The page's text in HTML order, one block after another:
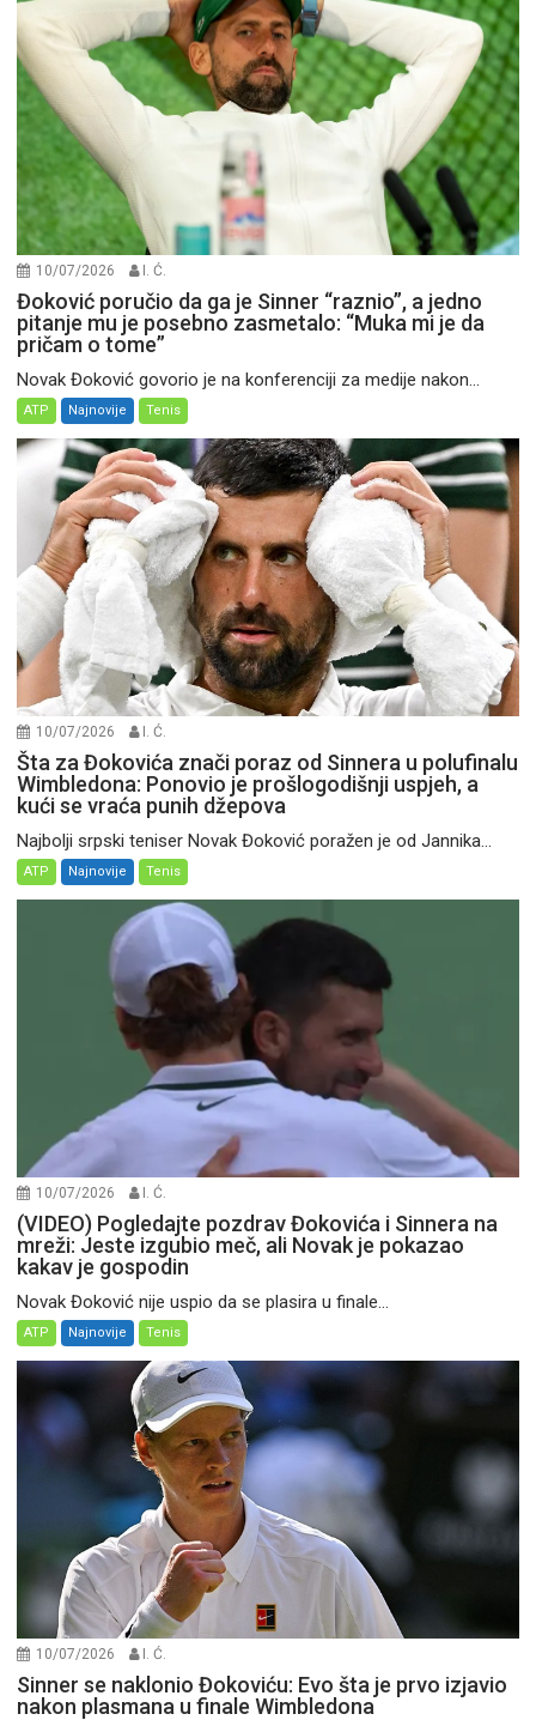
10/07/2026 I. Ć.
Đoković poručio da ga je Sinner “raznio”, a jedno
pitanje mu je posebno zasmetalo: “Muka mi je da
pričam o tome”
Novak Đoković govorio je na konferenciji za medije nakon...
ATP Najnovije Tenis
10/07/2026 I. Ć.
Šta za Đokovića znači poraz od Sinnera u polufinalu
Wimbledona: Ponovio je prošlogodišnji uspjeh, a
kući se vraća punih džepova
Najbolji srpski teniser Novak Đoković poražen je od Jannika...
ATP Najnovije Tenis
10/07/2026 I. Ć.
(VIDEO) Pogledajte pozdrav Đokovića i Sinnera na
mreži: Jeste izgubio meč, ali Novak je pokazao
kakav je gospodin
Novak Đoković nije uspio da se plasira u finale...
ATP Najnovije Tenis
10/07/2026 I. Ć.
Sinner se naklonio Đokoviću: Evo šta je prvo izjavio
nakon plasmana u finale Wimbledona